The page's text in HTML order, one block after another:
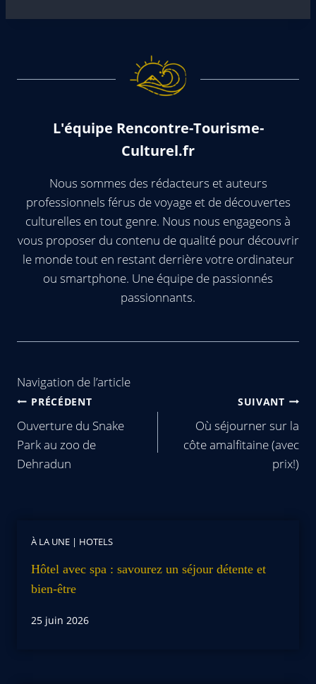
L'équipe Rencontre-Tourisme-
Culturel.fr
Nous sommes des rédacteurs et auteurs
professionnels férus de voyage et de découvertes
culturelles en tout genre. Nous nous engageons à
vous proposer du contenu de qualité pour découvrir
le monde tout en restant derrière votre ordinateur
ou smartphone. Une équipe de passionnés
passionnants.
Navigation de l’article
PRÉCÉDENT
Ouverture du Snake
Park au zoo de
Dehradun
SUIVANT
Où séjourner sur la
côte amalfitaine (avec
prix!)
À LA UNE | HOTELS
Hôtel avec spa : savourez un séjour détente et
bien-être
25 juin 2026